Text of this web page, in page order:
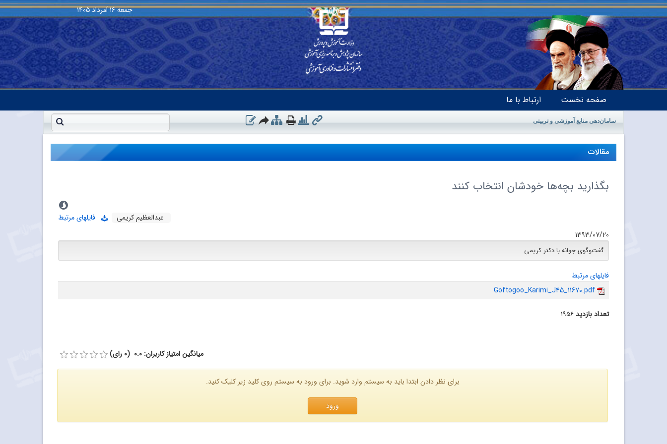
جمعه۱۶ اَمرداد ۱۴۰۵
صفحه نخست ارتباط با ما
سامان‌دهی منابع آموزشی و تربیتی
مقالات
بگذارید بچه‌ها خودشان انتخاب کنند
عبدالعظیم کریمی
فایلهای مرتبط
۱۳۹۳/۰۷/۲۰
گفت‌وگوی جوانه با دکتر کریمی
فایلهای مرتبط
Goftogoo_Karimi_J45_11670.pdf
تعداد بازدید۱۹۵۶
میانگین امتیاز کاربران: 0.0 (0 رای)
برای نظر دادن ابتدا باید به سیستم وارد شوید. برای ورود به سیستم روی کلید زیر کلیک کنید.
ورود